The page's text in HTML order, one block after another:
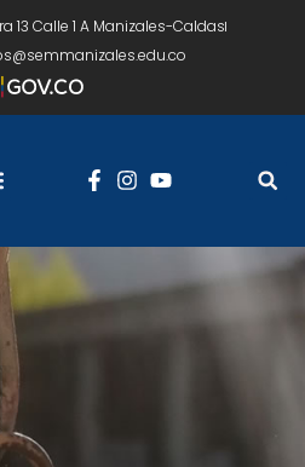
13 Calle 1 A Manizales-Caldas